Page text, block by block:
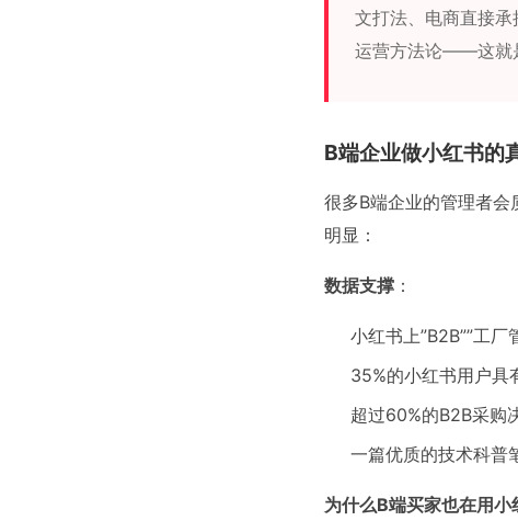
文打法、电商直接
运营方法论——这就
B端企业做小红书的
很多B端企业的管理者会
明显：
数据支撑 ：
小红书上”B2B””工
35%的小红书用户具
超过60%的B2B采购
一篇优质的技术科普
为什么B端买家也在用小